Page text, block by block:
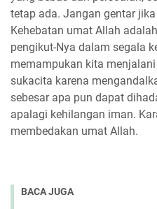
tetap ada. Jangan gentar
Kehebatan umat Allah
pengikut-Nya dalam segala
memampukan kita
sukacita karena
sebesar apa pun dapat
apalagi kehilangan iman.
membedakan umat Allah.
BACA JUGA